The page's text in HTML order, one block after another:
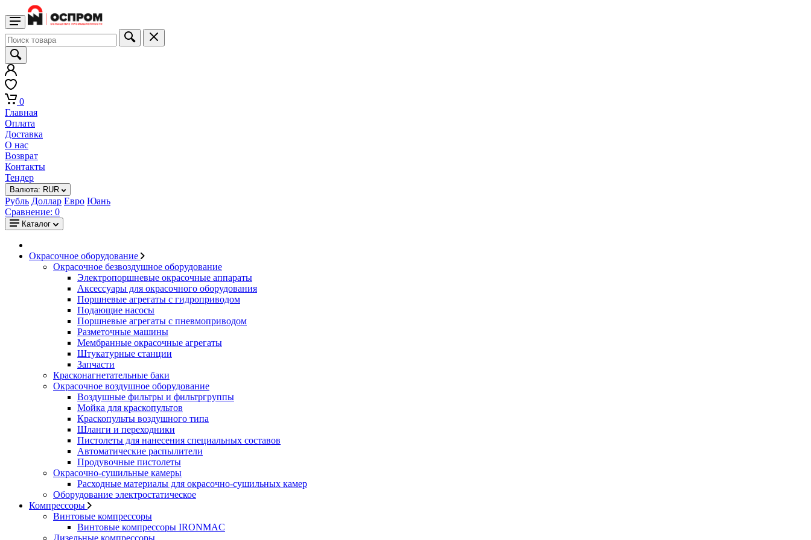
0
Главная
Оплата
Доставка
О нас
Возврат
Контакты
Тендер
Валюта: RUR
Рубль Доллар Евро Юань
Сравнение: 0
Каталог
Окрасочное оборудование
Окрасочное безвоздушное оборудование
Электропоршневые окрасочные аппараты
Аксессуары для окрасочного оборудования
Поршневые агрегаты с гидроприводом
Подающие насосы
Поршневые агрегаты с пневмоприводом
Разметочные машины
Мембранные окрасочные агрегаты
Штукатурные станции
Запчасти
Красконагнетательные баки
Окрасочное воздушное оборудование
Воздушные фильтры и фильтргруппы
Мойка для краскопультов
Краскопульты воздушного типа
Шланги и переходники
Пистолеты для нанесения специальных составов
Автоматические распылители
Продувочные пистолеты
Окрасочно-сушильные камеры
Расходные материалы для окрасочно-сушильных камер
Оборудование электростатическое
Компрессоры
Винтовые компрессоры
Винтовые компрессоры IRONMAC